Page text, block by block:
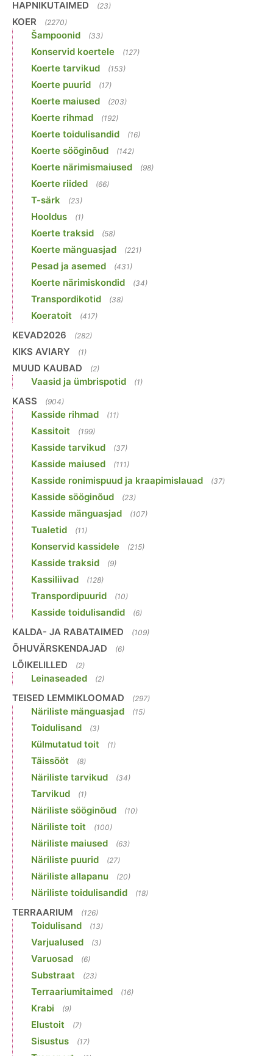
HAPNIKUTAIMED (23)
KOER (2270)
Šampoonid (33)
Konservid koertele (127)
Koerte tarvikud (153)
Koerte puurid (17)
Koerte maiused (203)
Koerte rihmad (192)
Koerte toidulisandid (16)
Koerte sööginõud (142)
Koerte närimismaiused (98)
Koerte riided (66)
T-särk (23)
Hooldus (1)
Koerte traksid (58)
Koerte mänguasjad (221)
Pesad ja asemed (431)
Koerte närimiskondid (34)
Transpordikotid (38)
Koeratoit (417)
KEVAD2026 (282)
KIKS AVIARY (1)
MUUD KAUBAD (2)
Vaasid ja ümbrispotid (1)
KASS (904)
Kasside rihmad (11)
Kassitoit (199)
Kasside tarvikud (37)
Kasside maiused (111)
Kasside ronimispuud ja kraapimislauad (37)
Kasside sööginõud (23)
Kasside mänguasjad (107)
Tualetid (11)
Konservid kassidele (215)
Kasside traksid (9)
Kassiliivad (128)
Transpordipuurid (10)
Kasside toidulisandid (6)
KALDA- JA RABATAIMED (109)
ÕHUVÄRSKENDAJAD (6)
LÕIKELILLED (2)
Leinaseaded (2)
TEISED LEMMIKLOOMAD (297)
Näriliste mänguasjad (15)
Toidulisand (3)
Külmutatud toit (1)
Täissööt (8)
Näriliste tarvikud (34)
Tarvikud (1)
Näriliste sööginõud (10)
Näriliste toit (100)
Näriliste maiused (63)
Näriliste puurid (27)
Näriliste allapanu (20)
Näriliste toidulisandid (18)
TERRAARIUM (126)
Toidulisand (13)
Varjualused (3)
Varuosad (6)
Substraat (23)
Terraariumitaimed (16)
Krabi (9)
Elustoit (7)
Sisustus (17)